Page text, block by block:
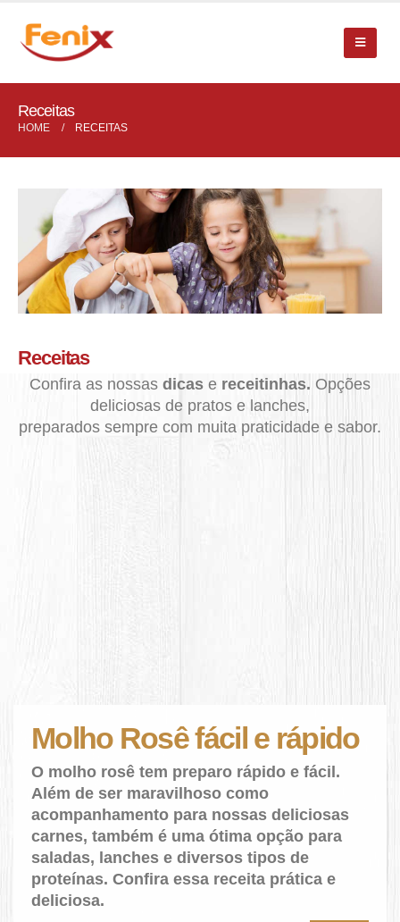
Receitas
HOME RECEITAS
Receitas
Confira as nossas dicas e receitinhas. Opções
deliciosas de pratos e lanches,
preparados sempre com muita praticidade e sabor.
Molho Rosê fácil e rápido
O molho rosê tem preparo rápido e fácil.
Além de ser maravilhoso como
acompanhamento para nossas deliciosas
carnes, também é uma ótima opção para
saladas, lanches e diversos tipos de
proteínas. Confira essa receita prática e
deliciosa.